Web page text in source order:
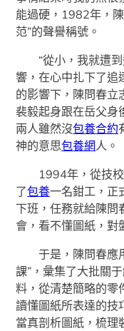
能過硬，1982年，
范”的聲譽稱號。
“從小，我就遭
響，在心中扎下了追
的影響下，陳問春立
裴毅起身跟在岳父身
兩人雖然沒包養合約
神的意思包養網人。
1994年，從技
了包養一名鉗工，正
下班，任務就給陳問
會，看不懂圖紙，對
于是，陳問春應
課”，彙集了大批關
料，從清楚簡略的零
讀懂圖紙所表達的技
當真剖析圖紙，梳理